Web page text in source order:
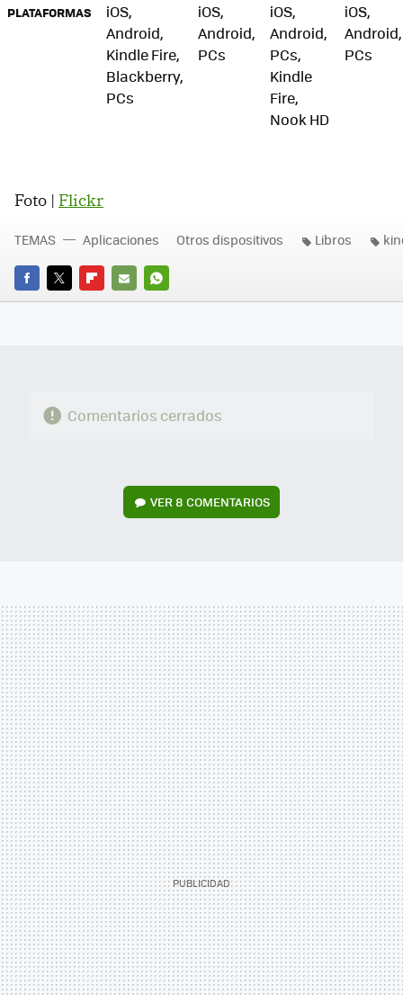
PLATAFORMAS
iOS,
Android,
Kindle Fire,
Blackberry,
PCs
iOS,
Android,
PCs
iOS,
Android,
PCs,
Kindle
Fire,
Nook HD
iOS,
Android,
PCs
Foto | Flickr
FACEBOOK
TWITTERFLIPBOARD
E-
WHATSAPP
TEMAS Aplicaciones Otros dispositivos Libros
Comentarios cerrados
VER8 COMENTARIOS